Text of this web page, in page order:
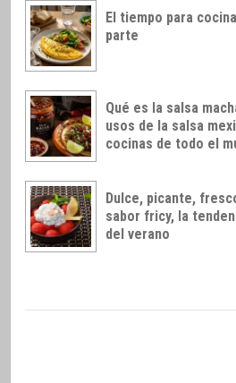
El tiempo para
parte
Qué es la salsa
usos de la salsa
cocinas de todo el
Dulce, picante,
sabor fricy, la
del verano